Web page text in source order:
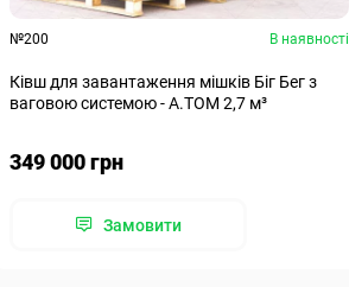
№200 В наявності
Ківш для завантаження мішків Біг Бег з
ваговою системою - А.ТОМ 2,7 м³
349 000 грн
Замовити